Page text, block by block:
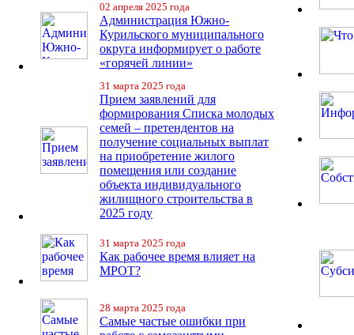
02 апреля 2025 года
Администрация Южно-
Курильского муниципального
округа информирует о работе
«горячей линии»
31 марта 2025 года
Прием заявлений для
формирования Списка молодых
семей – претендентов на
получение социальных выплат
на приобретение жилого
помещения или создание
объекта индивидуального
жилищного строительства в
2025 году
31 марта 2025 года
Как рабочее время влияет на
МРОТ?
28 марта 2025 года
Самые частые ошибки при